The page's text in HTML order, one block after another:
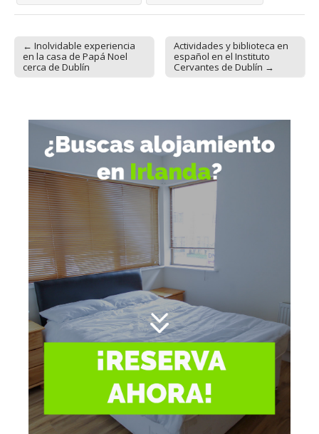
Post navigation
← Inolvidable experiencia
en la casa de Papá Noel
cerca de Dublín
Actividades y biblioteca en
español en el Instituto
Cervantes de Dublín →